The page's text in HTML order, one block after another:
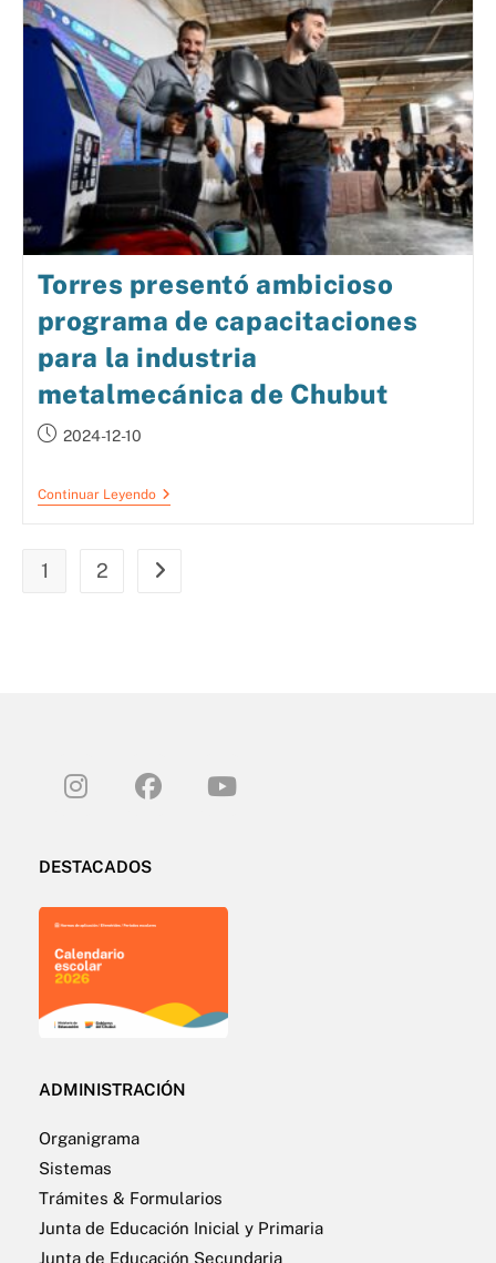
Torres presentó ambicioso
programa de capacitaciones
para la industria
metalmecánica de Chubut
2024-12-10
Continuar Leyendo
1 2
DESTACADOS
ADMINISTRACIÓN
Organigrama
Sistemas
Trámites & Formularios
Junta de Educación Inicial y Primaria
Junta de Educación Secundaria